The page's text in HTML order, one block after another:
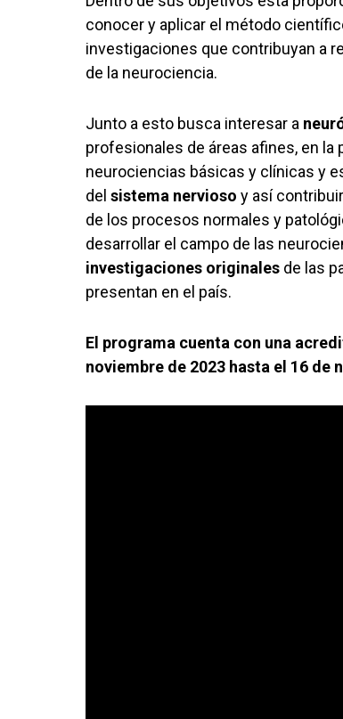
conocer y aplicar el método
investigaciones que contribuyan a
de la neurociencia.
Junto a esto busca interesar a
profesionales de áreas afines, en
neurociencias básicas y clínicas y
delsistema nervioso y así
de los procesos normales y
desarrollar el campo de las
investigaciones originales de las
presentan en el país.
El programa cuenta con una
noviembre de 2023 hasta el 16 de